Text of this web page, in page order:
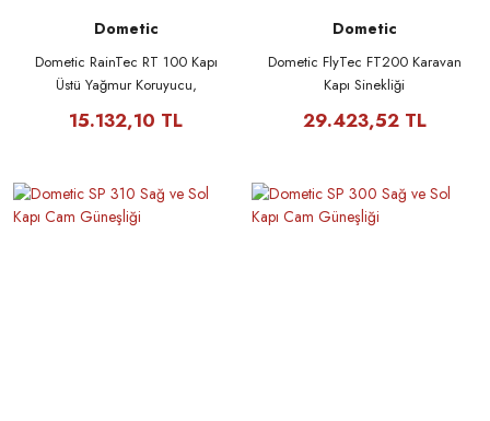
Dometic
Dometic RainTec RT 100 Kapı
Üstü Yağmur Koruyucu,
15.132,10 TL
Dometic
Dometic FlyTec FT200 Karavan
Kapı Sinekliği
29.423,52 TL